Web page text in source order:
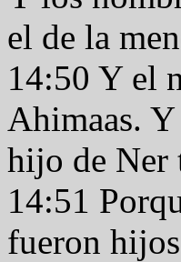
el de la
14:50 Y el
Ahimaas.
hijo de Ner
14:51
fueron